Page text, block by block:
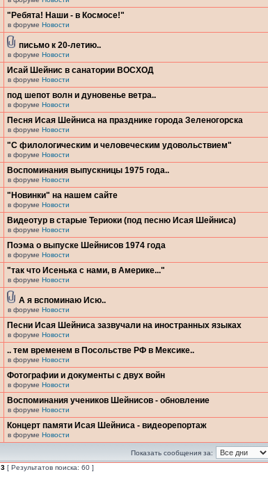
"Ребята! Наши - в Космосе!"
в форуме Новости
письмо к 20-летию..
в форуме Новости
Исай Шейнис в санатории ВОСХОД
в форуме Новости
под шепот волн и дуновенье ветра..
в форуме Новости
Песня Исая Шейниса на празднике города Зеленогорска
в форуме Новости
"С филологическим и человеческим удовольствием"
в форуме Новости
Воспоминания выпускницы 1975 года..
в форуме Новости
"Новинки" на нашем сайте
в форуме Новости
Видеотур в старые Териоки (под песню Исая Шейниса)
в форуме Новости
Поэма о выпуске Шейнисов 1974 года
в форуме Новости
"так что Исенька с нами, в Америке..."
в форуме Новости
А я вспоминаю Исю..
в форуме Новости
Песни Исая Шейниса зазвучали на иностранных языках
в форуме Новости
.. тем временем в Посольстве РФ в Мексике..
в форуме Новости
Фотографии и документы с двух войн
в форуме Новости
Воспоминания учеников Шейнисов - обновление
в форуме Новости
Концерт памяти Исая Шейниса - видеорепортаж
в форуме Новости
Показать сообщения за:
3 [ Результатов поиска: 60 ]